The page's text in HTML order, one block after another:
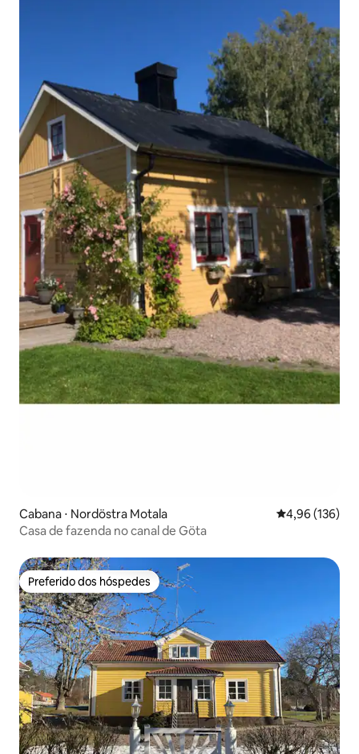
Cabana ⋅ Nordöstra Motala 4,96 de uma
4,96 (136)
Casa de fazenda no canal de Göta
Preferido dos hóspedes
Preferido dos hóspedes